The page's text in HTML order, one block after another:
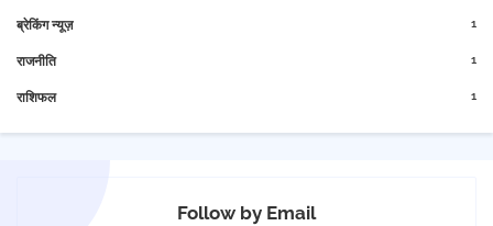
ब्रेकिंग न्यूज़ 1
राजनीति 1
राशिफल 1
Follow by Email